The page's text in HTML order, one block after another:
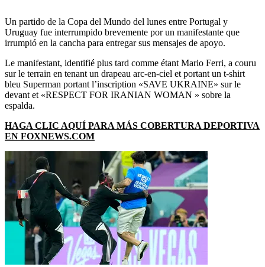
Un partido de la Copa del Mundo del lunes entre Portugal y
Uruguay fue interrumpido brevemente por un manifestante que
irrumpió en la cancha para entregar sus mensajes de apoyo.
Le manifestant, identifié plus tard comme étant Mario Ferri, a couru
sur le terrain en tenant un drapeau arc-en-ciel et portant un t-shirt
bleu Superman portant l’inscription «SAVE UKRAINE» sur le
devant et «RESPECT FOR IRANIAN WOMAN » sobre la
espalda.
HAGA CLIC AQUÍ PARA MÁS COBERTURA DEPORTIVA
EN FOXNEWS.COM